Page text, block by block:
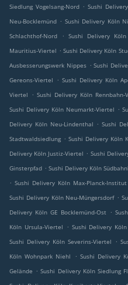
Siedlung Vogelsang-Nord . Sushi
Neu-Bocklemünd . Sushi Delivery Köln
Schlachthof-Nord
. Sushi Delivery
Mauritius-Viertel . Sushi Delivery Köln
Ausbesserungswerk Nippes . Sushi
Gereons-Viertel
. Sushi Delivery Köln
Viertel
. Sushi Delivery Köln Rennbahn-
Sushi Delivery Köln Neumarkt-Viertel .
Delivery Köln Neu-Lindenthal . Sushi
Stadtwaldsiedlung . Sushi Delivery Köln
Delivery Köln Justiz-Viertel . Sushi
Ginsterpfad . Sushi Delivery Köln
. Sushi Delivery Köln Max-Planck-Institut
Sushi Delivery Köln Neu-Müngersdorf .
Delivery Köln GE Bocklemünd-Ost .
Köln Ursula-Viertel
. Sushi Delivery
Sushi Delivery Köln Severins-Viertel
.
Köln Wohnpark Niehl
. Sushi Delivery
Gelände . Sushi Delivery Köln Siedlung